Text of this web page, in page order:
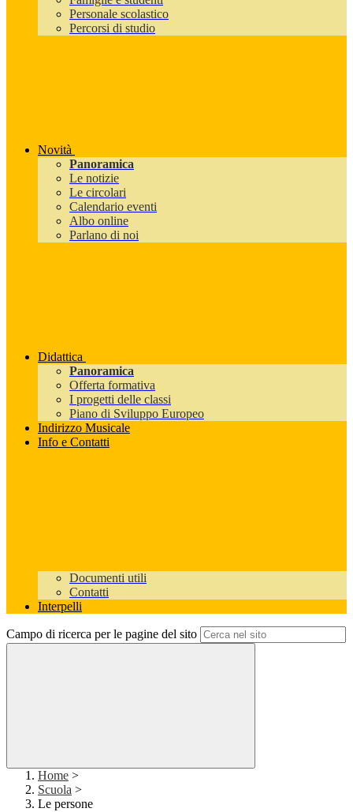
Personale scolastico
Percorsi di studio
Novità
Panoramica
Le notizie
Le circolari
Calendario eventi
Albo online
Parlano di noi
Didattica
Panoramica
Offerta formativa
I progetti delle classi
Piano di Sviluppo Europeo
Indirizzo Musicale
Info e Contatti
Documenti utili
Contatti
Interpelli
Campo di ricerca per le pagine del sito
Home >
Scuola >
Le persone